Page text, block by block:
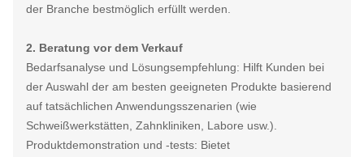
der Branche bestmöglich erfüllt werden.
2. Beratung vor dem Verkauf
Bedarfsanalyse und Lösungsempfehlung: Hilft Kunden bei
der Auswahl der am besten geeigneten Produkte basierend
auf tatsächlichen Anwendungsszenarien (wie
Schweißwerkstätten, Zahnkliniken, Labore usw.).
Produktdemonstration und -tests: Bietet